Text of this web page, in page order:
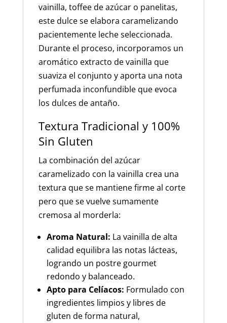
vainilla, toffee de azúcar o panelitas,
este dulce se elabora caramelizando
pacientemente leche seleccionada.
Durante el proceso, incorporamos un
aromático extracto de vainilla que
suaviza el conjunto y aporta una nota
perfumada inconfundible que evoca
los dulces de antaño.
Textura Tradicional y 100%
Sin Gluten
La combinación del azúcar
caramelizado con la vainilla crea una
textura que se mantiene firme al corte
pero que se vuelve sumamente
cremosa al morderla:
Aroma Natural: La vainilla de alta
calidad equilibra las notas lácteas,
logrando un postre gourmet
redondo y balanceado.
Apto para Celíacos: Formulado con
ingredientes limpios y libres de
gluten de forma natural,